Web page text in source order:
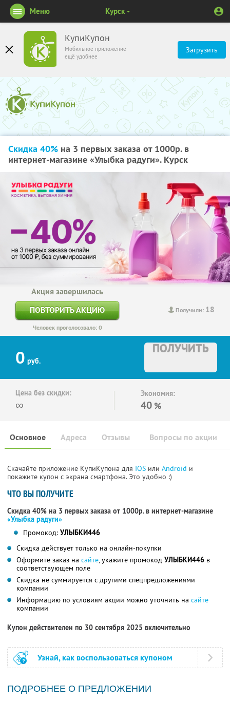
КупиКупон
Мобильное приложение
ещё удобнее
Загрузить
Меню Курск
Скидка 40% на 3 первых заказа от 1000р. в
интернет-магазине «Улыбка радуги». Курск
Получили: 18
Акция завершилась
ПОВТОРИТЬ АКЦИЮ
Человек проголосовало: 0
0 руб.
ПОЛУЧИТЬ
Цена без скидки:
∞
Экономия:
40 %
Основное Отзывы Вопросы по акции
Адреса
Скачайте приложение КупиКупона для IOS или Android и
покажите купон с экрана смартфона. Это удобно :)
ЧТО ВЫ ПОЛУЧИТЕ
Скидка 40% на 3 первых заказа от 1000р. в интернет-магазине
«Улыбка радуги»
Промокод: УЛЫБКИ446
Скидка действует только на онлайн-покупки
Оформите заказ на сайте, укажите промокод УЛЫБКИ446 в
соответствующем поле
Скидка не суммируется с другими спецпредложениями
компании
Информацию по условиям акции можно уточнить на сайте
компании
Купон действителен по 30 сентября 2025 включительно
Узнай, как воспользоваться купоном
ПОДРОБНЕЕ О ПРЕДЛОЖЕНИИ